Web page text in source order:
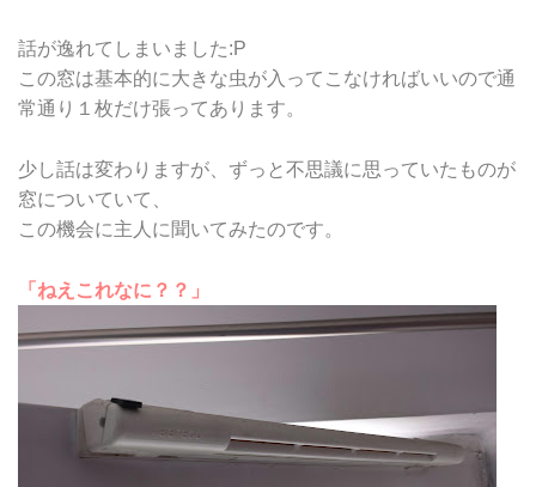
話が逸れてしまいました:P
この窓は基本的に大きな虫が入ってこなければいいので通
常通り１枚だけ張ってあります。
少し話は変わりますが、ずっと不思議に思っていたものが
窓についていて、
この機会に主人に聞いてみたのです。
「ねえこれなに？？」